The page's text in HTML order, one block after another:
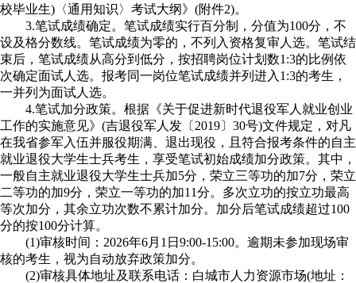
校毕业生)〈通用知识〉考试大纲》(附件2)。
3.笔试成绩确定。笔试成绩实行百分制，分值为100分，不
设及格分数线。笔试成绩为零的，不列入资格复审人选。笔试结
束后，笔试成绩从高分到低分，按招聘岗位计划数1:3的比例依
次确定面试人选。报考同一岗位笔试成绩并列进入1:3的考生，
一并列为面试人选。
4.笔试加分政策。根据《关于促进新时代退役军人就业创业
工作的实施意见》(吉退役军人发〔2019〕30号)文件规定，对凡
在我省参军入伍并服役期满、退出现役，且符合报考条件的自主
就业退役大学生士兵考生，享受笔试初始成绩加分政策。其中，
一般自主就业退役大学生士兵加5分，荣立三等功的加7分，荣立
二等功的加9分，荣立一等功的加11分。多次立功的按立功最高
等次加分，其余立功次数不累计加分。加分后笔试成绩超过100
分的按100分计算。
(1)审核时间：2026年6月1日9:00-15:00。逾期未参加现场审
核的考生，视为自动放弃政策加分。
(2)审核具体地址及联系电话：白城市人力资源市场(地址：